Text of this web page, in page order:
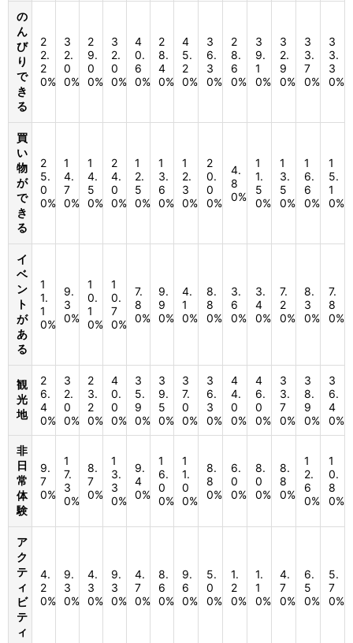
の
ん
び
り
で
き
る
2
2.
2
0%
3
2.
0
0%
2
9.
0
0%
3
2.
0
0%
4
0.
6
0%
2
8.
4
0%
4
5.
2
0%
3
6.
3
0%
2
8.
6
0%
3
9.
1
0%
3
2.
9
0%
3
3.
7
0%
3
3.
3
0%
買
い
物
が
で
き
る
2
5.
0
0%
1
4.
7
0%
1
4.
5
0%
2
4.
0
0%
1
2.
5
0%
1
3.
6
0%
1
2.
3
0%
2
0.
0
0%
4.
8
0%
1
1.
5
0%
1
3.
5
0%
1
6.
6
0%
1
5.
1
0%
イ
ベ
ン
ト
が
あ
る
1
1.
1
0%
9.
3
0%
1
0.
1
0%
1
0.
7
0%
7.
8
0%
9.
9
0%
4.
1
0%
8.
8
0%
3.
6
0%
3.
4
0%
7.
2
0%
8.
3
0%
7.
8
0%
観
光
地
2
6.
4
0%
3
2.
0
0%
2
3.
2
0%
4
0.
0
0%
3
5.
9
0%
3
9.
5
0%
3
7.
0
0%
3
6.
3
0%
4
4.
0
0%
4
6.
0
0%
3
3.
7
0%
3
8.
9
0%
3
6.
4
0%
非
日
常
体
験
9.
7
0%
1
7.
3
0%
8.
7
0%
1
3.
3
0%
9.
4
0%
1
6.
0
0%
1
1.
0
0%
8.
8
0%
6.
0
0%
8.
0
0%
8.
8
0%
1
2.
6
0%
1
0.
8
0%
ア
ク
テ
ィ
ビ
テ
ィ
4.
2
0%
9.
3
0%
4.
3
0%
9.
3
0%
4.
7
0%
8.
6
0%
9.
6
0%
5.
0
0%
1.
2
0%
1.
1
0%
4.
7
0%
6.
5
0%
5.
7
0%